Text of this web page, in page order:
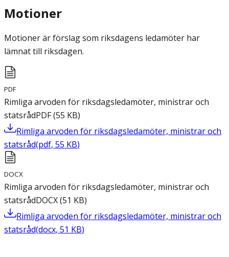
Motioner
Motioner är förslag som riksdagens ledamöter har
lämnat till riksdagen.
PDF
Rimliga arvoden för riksdagsledamöter, ministrar och
statsrådPDF(55 KB)
Rimliga arvoden för riksdagsledamöter, ministrar och
statsråd(pdf, 55 KB)
DOCX
Rimliga arvoden för riksdagsledamöter, ministrar och
statsrådDOCX(51 KB)
Rimliga arvoden för riksdagsledamöter, ministrar och
statsråd(docx, 51 KB)